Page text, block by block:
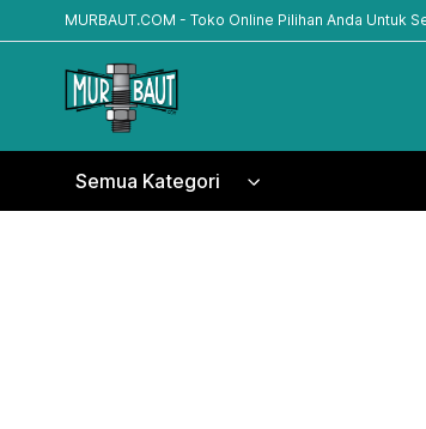
MURBAUT.COM - Toko Online Pilihan Anda Untuk
Semua Kategori